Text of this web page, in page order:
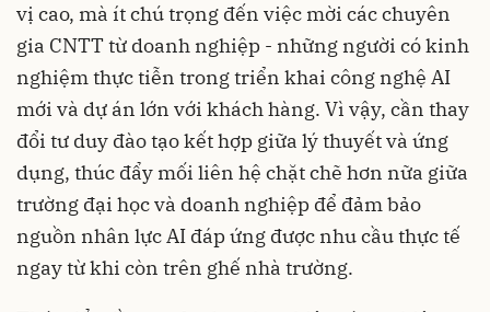
vị cao, mà ít chú trọng đến việc mời các chuyên
gia CNTT từ doanh nghiệp - những người có kinh
nghiệm thực tiễn trong triển khai công nghệ AI
mới và dự án lớn với khách hàng. Vì vậy, cần thay
đổi tư duy đào tạo kết hợp giữa lý thuyết và ứng
dụng, thúc đẩy mối liên hệ chặt chẽ hơn nữa giữa
trường đại học và doanh nghiệp để đảm bảo
nguồn nhân lực AI đáp ứng được nhu cầu thực tế
ngay từ khi còn trên ghế nhà trường.